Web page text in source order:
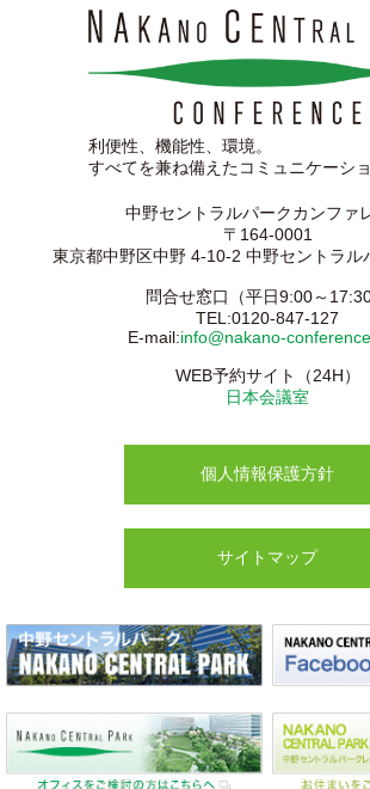
利便性、機能性、環境。
すべてを兼ね備えたコミュニケーショ
中野セントラルパークカンファ
〒164-0001
東京都中野区中野 4-10-2 中野セントラル
問合せ窓口（平日9:00～17:30
TEL:0120-847-127
E-mail:info@nakano-
WEB予約サイト（24H）
日本会議室
個人情報保護方針
サイトマップ